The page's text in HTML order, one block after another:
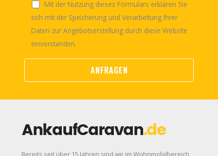
Mit der Nutzung dieses Formulars erklären Sie
sich mit der Speicherung und Verarbeitung Ihrer
Daten zur Angebotserstellung durch diese Website
einverstanden.
Bereits seit über 15 Jahren sind wir im Wohnmobilbereich